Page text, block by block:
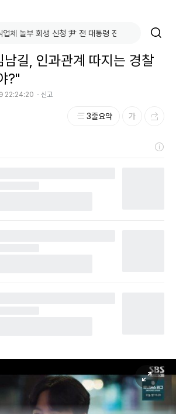
길, 인과관계 따지는 경찰
?"
22:24:20 신고
3줄요약